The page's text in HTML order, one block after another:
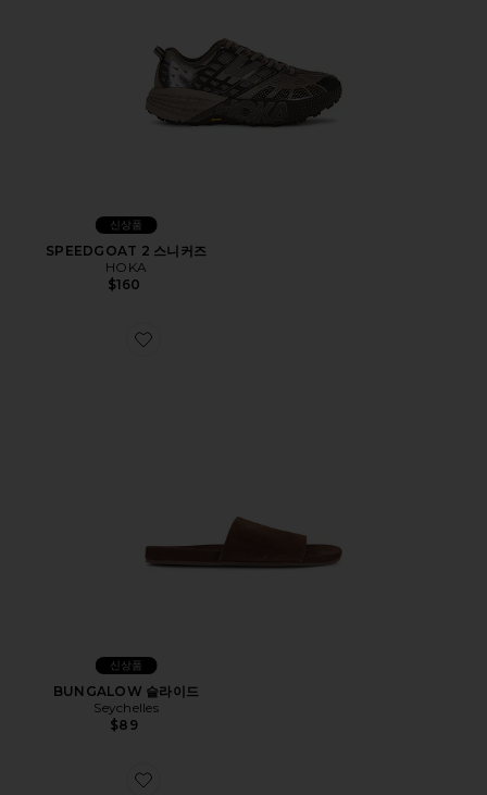
신상품
SPEEDGOAT 2 스니커즈
HOKA
$160
Favorite BUNGALOW 슬라이드
신상품
BUNGALOW 슬라이드
Seychelles
$89